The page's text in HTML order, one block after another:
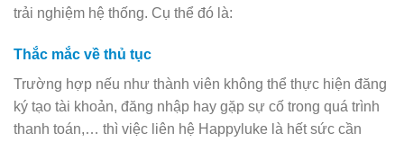
trải nghiệm hệ thống. Cụ thể đó là:
Thắc mắc về thủ tục
Trường hợp nếu như thành viên không thể thực hiện đăng
ký tạo tài khoản, đăng nhập hay gặp sự cố trong quá trình
thanh toán,… thì việc liên hệ Happyluke là hết sức cần